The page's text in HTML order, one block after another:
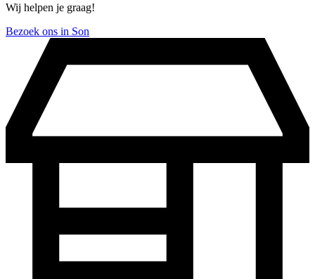
Wij helpen je graag!
Bezoek ons in Son